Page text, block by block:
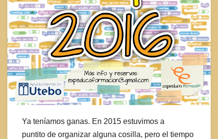
Ya teníamos ganas. En 2015 estuvimos a
puntito de organizar alguna cosilla, pero el tiempo